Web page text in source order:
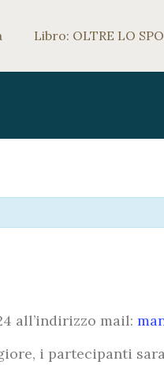
Libro: OLTRE LO
all’indirizzo mail:
i partecipanti